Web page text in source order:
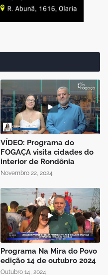
VÍDEO: Programa do
FOGAÇA visita cidades do
interior de Rondônia
Novembro 22, 2024
Programa Na Mira do Povo
edição 14 de outubro 2024
Outubro 14, 2024